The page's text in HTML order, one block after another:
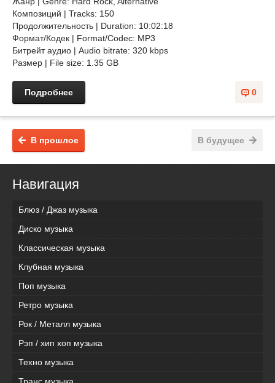
Композиций | Tracks: 150
Продолжительность | Duration: 10:02:18
Формат/Кодек | Format/Codec: MP3
Битрейт аудио | Audio bitrate: 320 kbps
Размер | File size: 1.35 GB
0
Подробнее
В будущее
В прошлое
Навигация
Блюз / Джаз музыка
Диско музыка
Классическая музыка
Клубная музыка
Поп музыка
Ретро музыка
Рок / Металл музыка
Рэп / хип хоп музыка
Техно музыка